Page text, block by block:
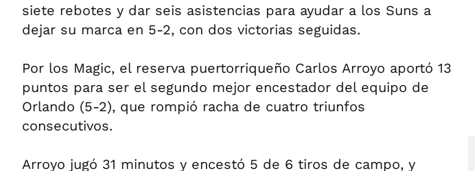
siete rebotes y dar seis asistencias para ayudar a los Suns a
dejar su marca en 5-2, con dos victorias seguidas.
Por los Magic, el reserva puertorriqueño Carlos Arroyo aportó 13
puntos para ser el segundo mejor encestador del equipo de
Orlando (5-2), que rompió racha de cuatro triunfos
consecutivos.
Arroyo jugó 31 minutos y encestó 5 de 6 tiros de campo, y